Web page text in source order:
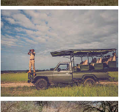
Show larger version
Show larger version